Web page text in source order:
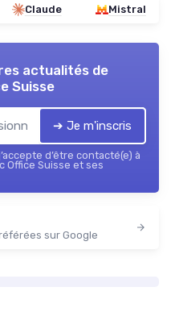
Claude Mistral
actualités de
Suisse
➔ Je m'inscris
d’être contacté(e) à
Office Suisse et ses
sur Google